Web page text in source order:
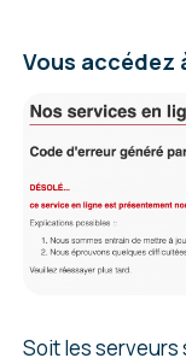
Où trouver
Lorsque
vous avez
de la part
Vous devez
comme vous
demande initial.
Vous accédez
Soit les serveurs